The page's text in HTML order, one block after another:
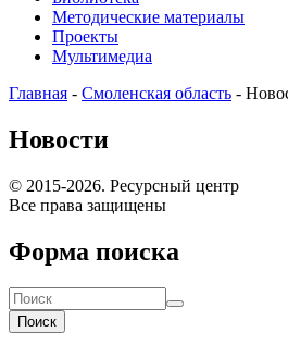
Методические материалы
Проекты
Мультимедиа
Главная - Смоленская область -
Новости
© 2015-2026. Ресурсный центр
Все права защищены
Форма поиска
Поиск